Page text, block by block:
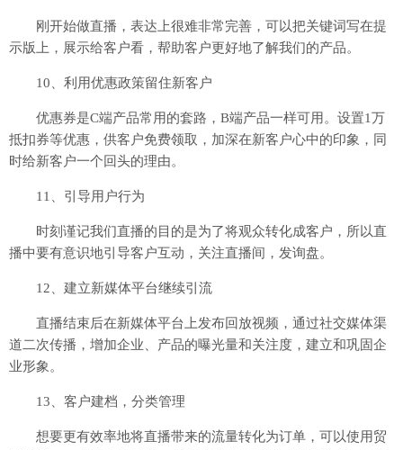
刚开始做直播，表达上很难非常完善，可以把关键词写在提
示版上，展示给客户看，帮助客户更好地了解我们的产品。
10、利用优惠政策留住新客户
优惠券是C端产品常用的套路，B端产品一样可用。设置1万
抵扣券等优惠，供客户免费领取，加深在新客户心中的印象，同
时给新客户一个回头的理由。
11、引导用户行为
时刻谨记我们直播的目的是为了将观众转化成客户，所以直
播中要有意识地引导客户互动，关注直播间，发询盘。
12、建立新媒体平台继续引流
直播结束后在新媒体平台上发布回放视频，通过社交媒体渠
道二次传播，增加企业、产品的曝光量和关注度，建立和巩固企
业形象。
13、客户建档，分类管理
想要更有效率地将直播带来的流量转化为订单，可以使用贸